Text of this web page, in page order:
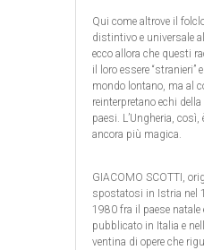
Qui come altrove il
distintivo e universale
ecco allora che questi
il loro essere “stranieri”
mondo lontano, ma al
reinterpretano echi
paesi. L’Ungheria, così,
ancora più magica.
GIACOMO SCOTTI,
spostatosi in Istria nel
1980 fra il paese natale
pubblicato in Italia e
ventina di opere che